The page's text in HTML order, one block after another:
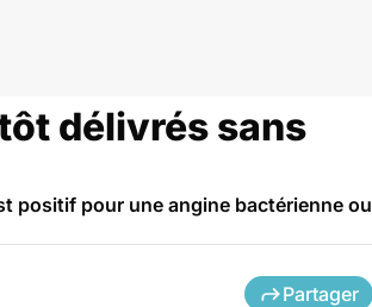
délivrés sans
positif pour une angine bactérienne ou
Partager